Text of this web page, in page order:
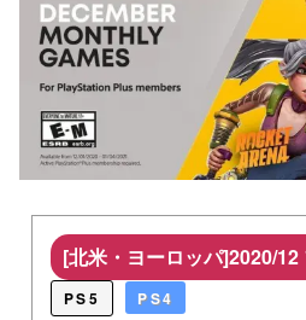
[北米・ヨーロッパ]2020/12
PS5 PS4